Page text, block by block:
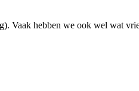
Vaak hebben we ook wel wat